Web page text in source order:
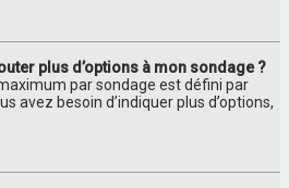
plus d’options à mon sondage ?
par sondage est défini par
avez besoin d’indiquer plus d’options,